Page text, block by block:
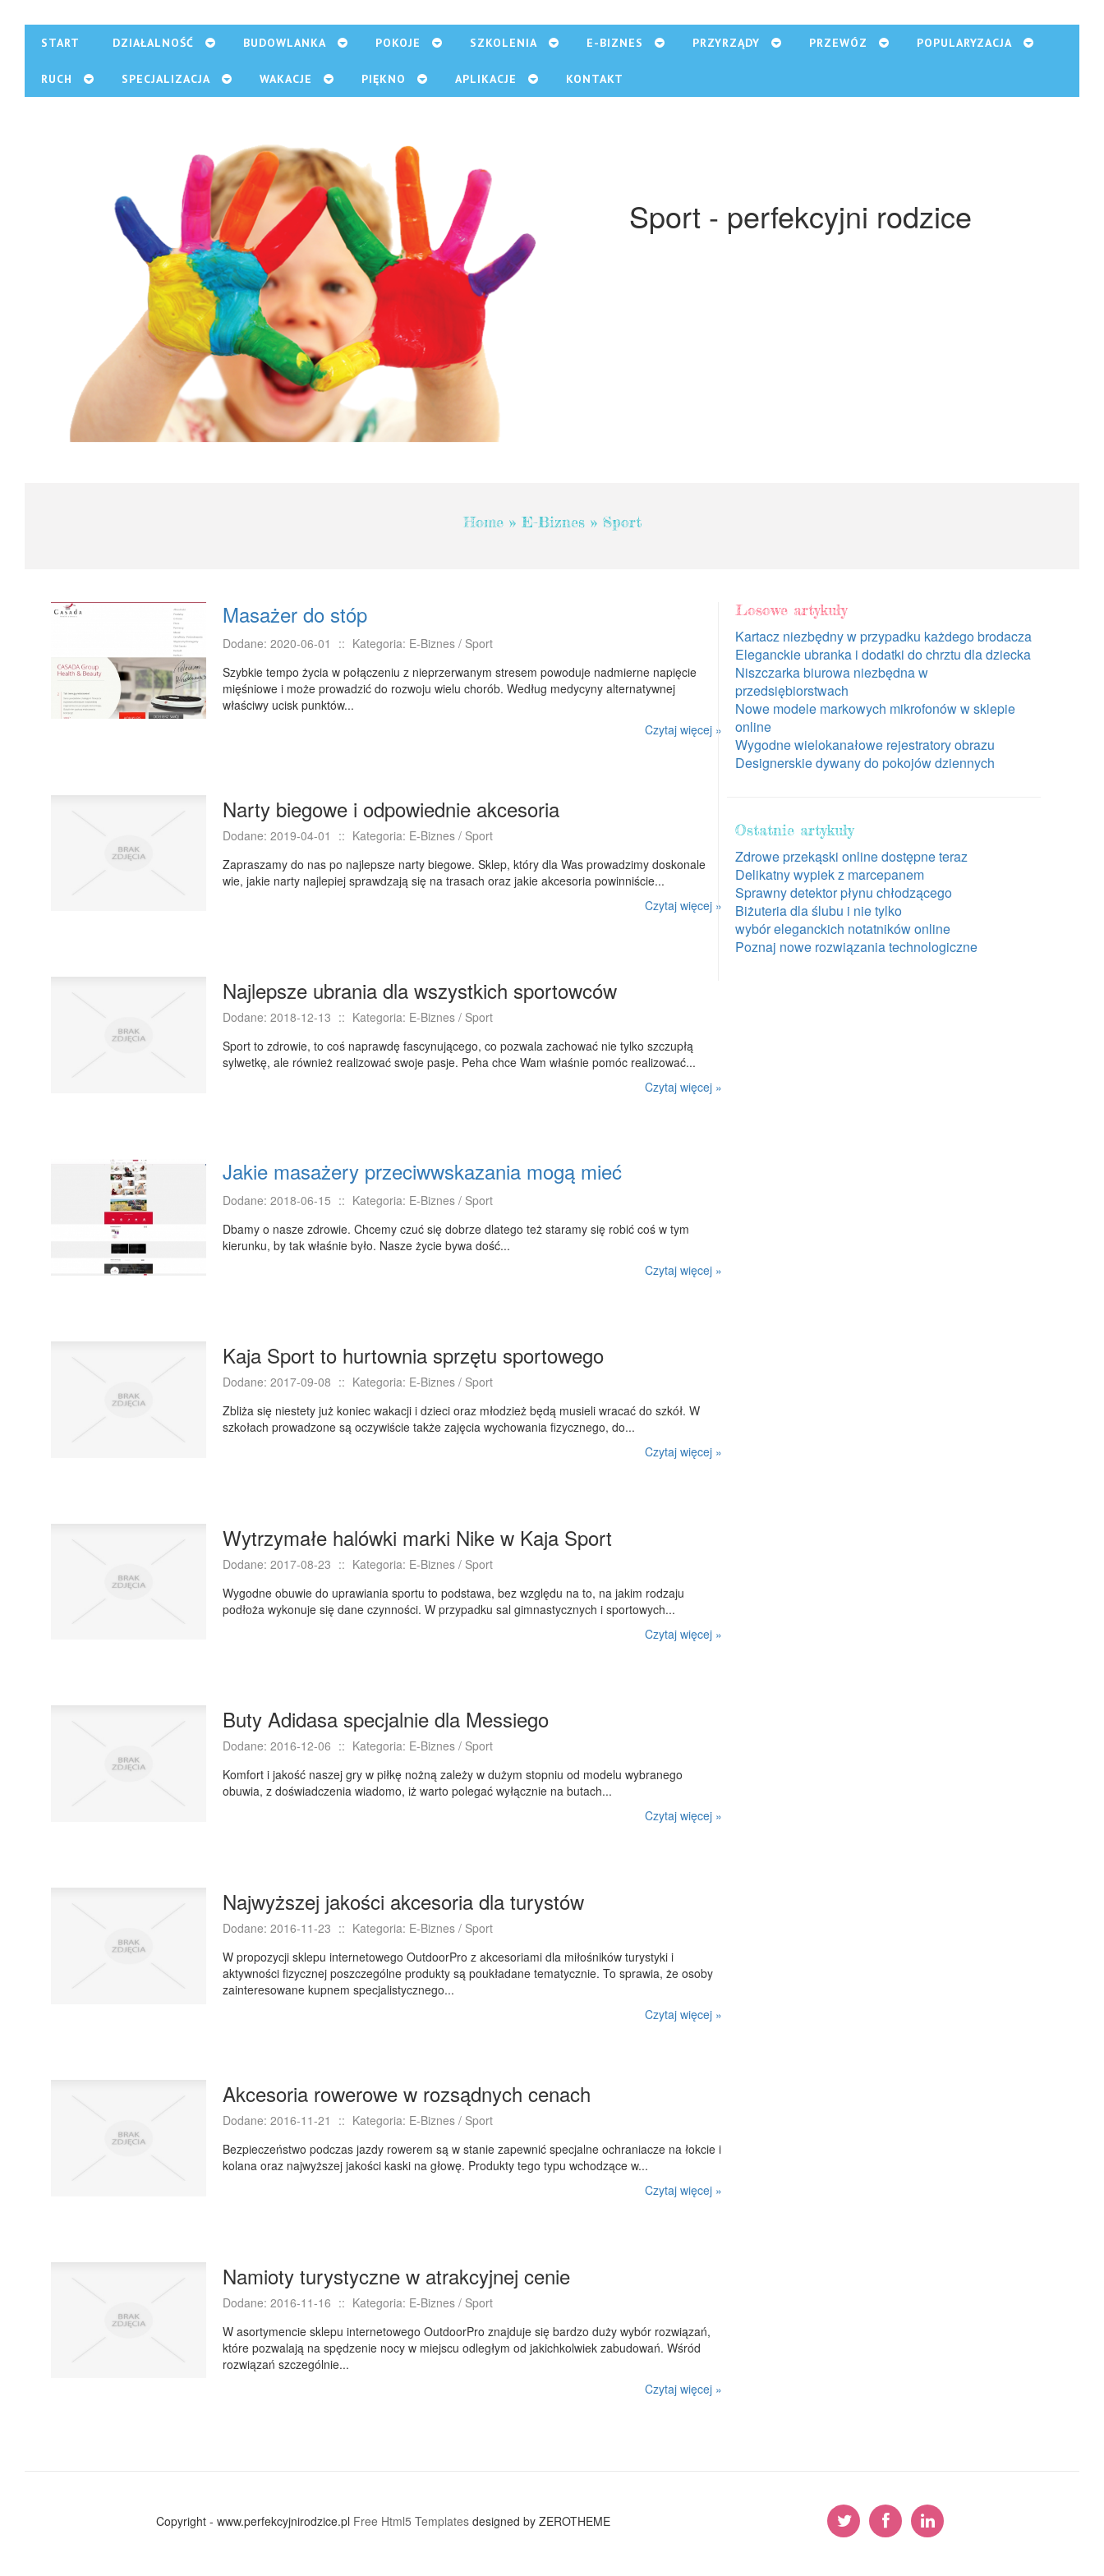
START DZIAŁALNOŚĆ BUDOWLANKA POKOJE SZKOLENIA E-BIZNES PRZYRZĄDY PRZEWÓZ POPULARYZACJA
RUCH SPECJALIZACJA WAKACJE PIĘKNO APLIKACJE KONTAKT
Sport - perfekcyjni rodzice
Home» E-Biznes» Sport
Masażer do stóp
Dodane: 2020-06-01 :: Kategoria: E-Biznes / Sport
Szybkie tempo życia w połączeniu z nieprzerwanym stresem powoduje nadmierne napięcie
mięśniowe i może prowadzić do rozwoju wielu chorób. Według medycyny alternatywnej
właściwy ucisk punktów...
Czytaj więcej »
Narty biegowe i odpowiednie akcesoria
Dodane: 2019-04-01 :: Kategoria: E-Biznes / Sport
Zapraszamy do nas po najlepsze narty biegowe. Sklep, który dla Was prowadzimy doskonale
wie, jakie narty najlepiej sprawdzają się na trasach oraz jakie akcesoria powinniście...
Czytaj więcej »
Najlepsze ubrania dla wszystkich sportowców
Dodane: 2018-12-13 :: Kategoria: E-Biznes / Sport
Sport to zdrowie, to coś naprawdę fascynującego, co pozwala zachować nie tylko szczupłą
sylwetkę, ale również realizować swoje pasje. Peha chce Wam właśnie pomóc realizować...
Czytaj więcej »
Jakie masażery przeciwwskazania mogą mieć
Dodane: 2018-06-15 :: Kategoria: E-Biznes / Sport
Dbamy o nasze zdrowie. Chcemy czuć się dobrze dlatego też staramy się robić coś w tym
kierunku, by tak właśnie było. Nasze życie bywa dość...
Czytaj więcej »
Kaja Sport to hurtownia sprzętu sportowego
Dodane: 2017-09-08 :: Kategoria: E-Biznes / Sport
Zbliża się niestety już koniec wakacji i dzieci oraz młodzież będą musieli wracać do szkół. W
szkołach prowadzone są oczywiście także zajęcia wychowania fizycznego, do...
Czytaj więcej »
Wytrzymałe halówki marki Nike w Kaja Sport
Dodane: 2017-08-23 :: Kategoria: E-Biznes / Sport
Wygodne obuwie do uprawiania sportu to podstawa, bez względu na to, na jakim rodzaju
podłoża wykonuje się dane czynności. W przypadku sal gimnastycznych i sportowych...
Czytaj więcej »
Buty Adidasa specjalnie dla Messiego
Dodane: 2016-12-06 :: Kategoria: E-Biznes / Sport
Komfort i jakość naszej gry w piłkę nożną zależy w dużym stopniu od modelu wybranego
obuwia, z doświadczenia wiadomo, iż warto polegać wyłącznie na butach...
Czytaj więcej »
Najwyższej jakości akcesoria dla turystów
Dodane: 2016-11-23 :: Kategoria: E-Biznes / Sport
W propozycji sklepu internetowego OutdoorPro z akcesoriami dla miłośników turystyki i
aktywności fizycznej poszczególne produkty są poukładane tematycznie. To sprawia, że osoby
zainteresowane kupnem specjalistycznego...
Czytaj więcej »
Akcesoria rowerowe w rozsądnych cenach
Dodane: 2016-11-21 :: Kategoria: E-Biznes / Sport
Bezpieczeństwo podczas jazdy rowerem są w stanie zapewnić specjalne ochraniacze na łokcie i
kolana oraz najwyższej jakości kaski na głowę. Produkty tego typu wchodzące w...
Czytaj więcej »
Namioty turystyczne w atrakcyjnej cenie
Dodane: 2016-11-16 :: Kategoria: E-Biznes / Sport
W asortymencie sklepu internetowego OutdoorPro znajduje się bardzo duży wybór rozwiązań,
które pozwalają na spędzenie nocy w miejscu odległym od jakichkolwiek zabudowań. Wśród
rozwiązań szczególnie...
Czytaj więcej »
Losowe artykuły
Kartacz niezbędny w przypadku każdego brodacza
Eleganckie ubranka i dodatki do chrztu dla dziecka
Niszczarka biurowa niezbędna w
przedsiębiorstwach
Nowe modele markowych mikrofonów w sklepie
online
Wygodne wielokanałowe rejestratory obrazu
Designerskie dywany do pokojów dziennych
Ostatnie artykuły
Zdrowe przekąski online dostępne teraz
Delikatny wypiek z marcepanem
Sprawny detektor płynu chłodzącego
Biżuteria dla ślubu i nie tylko
wybór eleganckich notatników online
Poznaj nowe rozwiązania technologiczne
Copyright - www.perfekcyjnirodzice.pl Free Html5 Templates designed by ZEROTHEME